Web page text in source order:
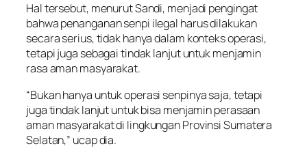
Hal tersebut, menurut Sandi, menjadi pengingat
bahwa penanganan senpi ilegal harus dilakukan
secara serius, tidak hanya dalam konteks operasi,
tetapi juga sebagai tindak lanjut untuk menjamin
rasa aman masyarakat.
“Bukan hanya untuk operasi senpinya saja, tetapi
juga tindak lanjut untuk bisa menjamin perasaan
aman masyarakat di lingkungan Provinsi Sumatera
Selatan,” ucap dia.